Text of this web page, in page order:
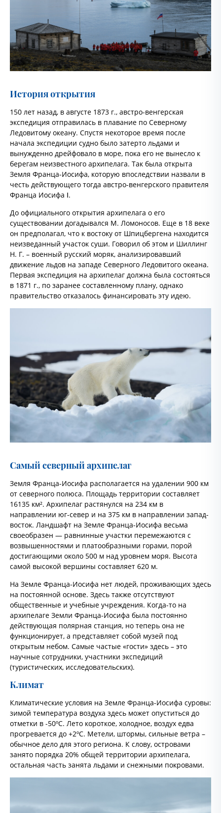
История открытия
150 лет назад, в августе 1873 г., австро-венгерская
экспедиция отправилась в плавание по Северному
Ледовитому океану. Спустя некоторое время после
начала экспедиции судно было затерто льдами и
вынужденно дрейфовало в море, пока его не вынесло к
берегам неизвестного архипелага. Так была открыта
Земля Франца-Иосифа, которую впоследствии назвали в
честь действующего тогда австро-венгерского правителя
Франца Иосифа Ⅰ.
До официального открытия архипелага о его
существовании догадывался М. Ломоносов. Еще в 18 веке
он предполагал, что к востоку от Шпицбергена находится
неизведанный участок суши. Говорил об этом и Шиллинг
Н. Г. – военный русский моряк, анализировавший
движение льдов на западе Северного Ледовитого океана.
Первая экспедиция на архипелаг должна была состояться
в 1871 г., по заранее составленному плану, однако
правительство отказалось финансировать эту идею.
Самый северный архипелаг
Земля Франца-Иосифа располагается на удалении 900 км
от северного полюса. Площадь территории составляет
16135 км². Архипелаг растянулся на 234 км в
направлении юг-север и на 375 км в направлении запад-
восток. Ландшафт на Земле Франца-Иосифа весьма
своеобразен — равнинные участки перемежаются с
возвышенностями и платообразными горами, порой
достигающими около 500 м над уровнем моря. Высота
самой высокой вершины составляет 620 м.
На Земле Франца-Иосифа нет людей, проживающих здесь
на постоянной основе. Здесь также отсутствуют
общественные и учебные учреждения. Когда-то на
архипелаге Земли Франца-Иосифа была постоянно
действующая полярная станция, но теперь она не
функционирует, а представляет собой музей под
открытым небом. Самые частые «гости» здесь – это
научные сотрудники, участники экспедиций
(туристических, исследовательских).
Климат
Климатические условия на Земле Франца-Иосифа суровы:
зимой температура воздуха здесь может опуститься до
отметки в -50ºC. Лето короткое, холодное, воздух едва
прогревается до +2ºC. Метели, штормы, сильные ветра –
обычное дело для этого региона. К слову, островами
занято порядка 20% общей территории архипелага,
остальная часть занята льдами и снежными покровами.